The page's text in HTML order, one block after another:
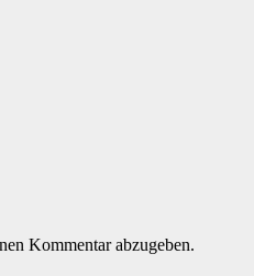
Kommentar abzugeben.